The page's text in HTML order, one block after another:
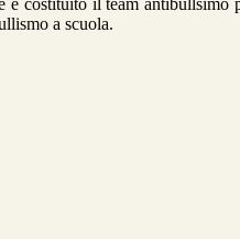
è costituito il team antibullsimo
a scuola.